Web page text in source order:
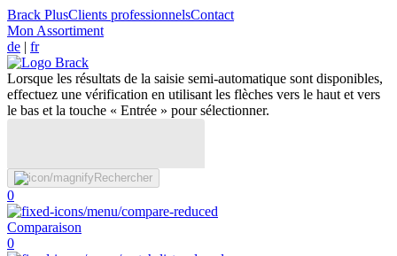
Brack PlusClients professionnelsContact
Mon Assortiment
de | fr
Lorsque les résultats de la saisie semi-automatique sont disponibles,
effectuez une vérification en utilisant les flèches vers le haut et vers
le bas et la touche « Entrée » pour sélectionner.
Rechercher
0
Comparaison
0